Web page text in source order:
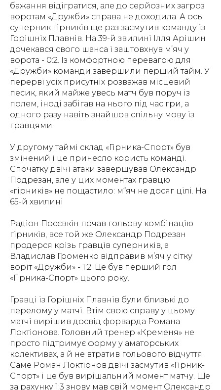
бажання відігратися, але до серйозних загроз
воротам «Дружби» справа не доходила. А ось
суперник гірників ще раз засмутив команду із
Горішніх Плавнів. На 39-й звилині Ілля Арішин
дочекався свого шанса і заштовхнув м’яч у
ворота - 0:2. Із комфортною перевагою для
«Дружби» команди завершили перший тайм. У
перерві усіх присутніх розважав місцевий
песик, який майже увесь матч був поруч із
полем, іноді забігав на нього під час гри, а
одного разу навіть знайшов спільну мову із
гравцями.
У другому таймі склад «Гірника-Спорт» був
змінений і це принесло користь команді.
Спочатку двічі атаки завершував Олександр
Подрезан, але у цих моментах гравцю
«гірників» не пощастило: м“яч не досяг цілі. На
65-й хвилині
Радіон Посєвкін почав гольову комбінацію
гірників, все той же Олександр Подрезан
продерся крізь гравців суперників, а
Владислав Громенко відправив м’яч у сітку
воріт «Дружби» - 1:2. Це був перший гол
«Гірника-Спорт» цього року.
Гравці із Горішніх Плавнів були близькі до
перелому у матчі. Втім свою справу у цьому
матчі вирішив досвід форварда Романа
Локтіонова. Головний тренер «Кременя» не
просто підтримує форму у аматорських
колективах, а й не втратив гольового відчуття.
Саме Роман Локтіонов двічі засмутив «Гірник-
Спорт» і це був вирішальний момент матчу. Ще
за рахунку 1:3 знову мав свій момент Олександр